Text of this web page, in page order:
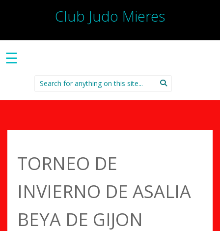
Club Judo Mieres
☰
Search
for:
TORNEO DE
INVIERNO DE ASALIA
BEYA DE GIJON